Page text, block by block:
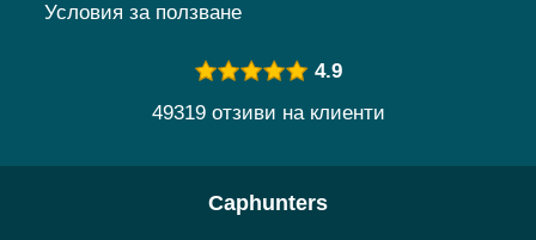
Условия за ползване
4.9
49319 отзиви на клиенти
Caphunters